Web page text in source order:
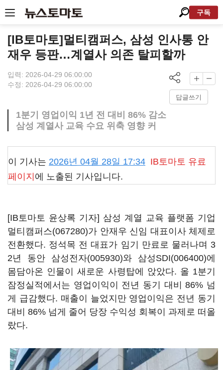
구독
[IB토마토]멀티캠퍼스, 삼성 인사통 안
재우 등판…계열사 의존 탈피할까
입력: 2026-04-29 06:00:00
수정: 2026-04-29 06:00:00
답글쓰기
1분기 영업이익 1년 전 대비 86% 감소
삼성 계열사 교육 수요 위축 영향 커
이 기사는 2026년 04월 28일 17:34 IB토마토 유료
페이지 에 노출된 기사입니다.
[IB토마토 윤상록 기자] 삼성 계열 교육 플랫폼 기업
멀티캠퍼스(067280)가 안재우 신임 대표이사 체제로
전환했다. 정석목 전 대표가 임기 만료로 물러나며 3
2년 동안 삼성전자(005930)와 삼성SDI(006400)에
몸담아온 인물이 새로운 사령탑에 앉았다. 올 1분기
잠정실적에서는 영업이익이 전년 동기 대비 86% 넘
게 급감했다. 매출이 늘었지만 영업이익은 전년 동기
대비 86% 넘게 줄어 당장 수익성 회복이 과제로 떠올
랐다.